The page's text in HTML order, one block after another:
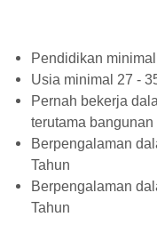
Pendidikan
Usia minimal 27 -
Pernah bekerja
terutama
Berpengalaman
Tahun
Berpengalaman
Tahun